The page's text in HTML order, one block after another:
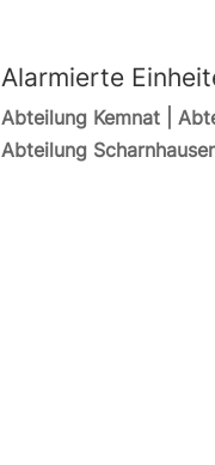
Alarmierte
Abteilung Kemnat |
Abteilung